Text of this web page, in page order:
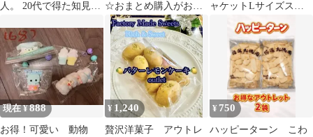
人。 20代で得た知見 ☆おまとめ購入がお得
☆
ャケットLサイズスト
ライプ Linoluce
現在 ¥888
お得！可愛い 動物
¥ 1,240
贅沢洋菓子 アウトレ
¥ 750
ハッピーターン こわ